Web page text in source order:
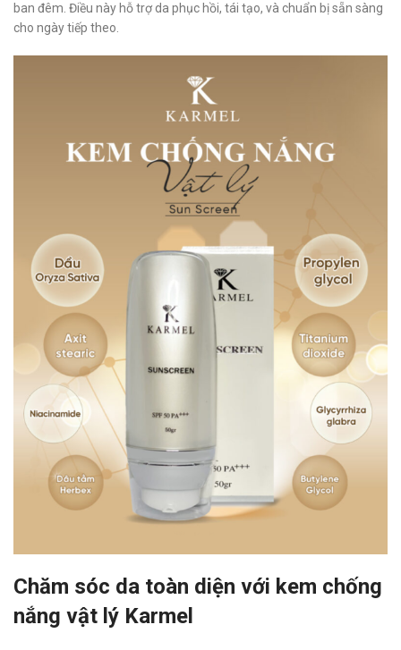
ban đêm. Điều này hỗ trợ da phục hồi, tái tạo, và chuẩn bị sẵn sàng
cho ngày tiếp theo.
Chăm sóc da toàn diện với kem chống
nắng vật lý Karmel